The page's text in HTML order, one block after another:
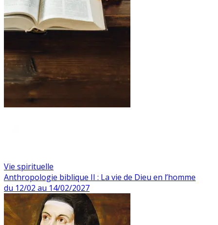
Vie spirituelle
Anthropologie biblique II : La vie de Dieu en l’homme
du 12/02 au 14/02/2027